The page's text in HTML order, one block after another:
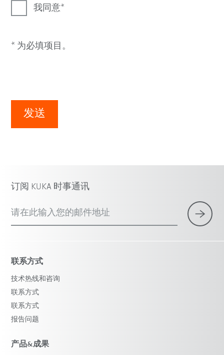
我同意
* 为必填项目。
发送
订阅 KUKA 时事通讯
请在此输入您的邮件地址
联系方式
技术热线和咨询
联系方式
联系方式
报告问题
产品&成果